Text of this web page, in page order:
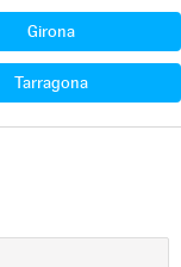
Girona
Tarragona